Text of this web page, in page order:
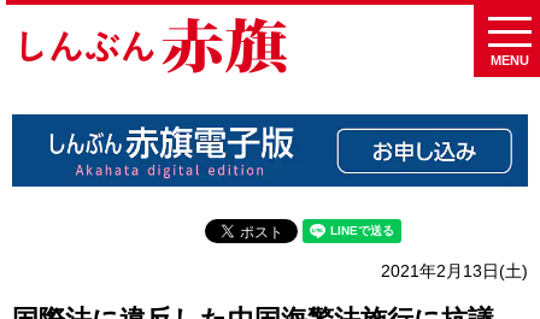
MENU
2021年2月13日(土)